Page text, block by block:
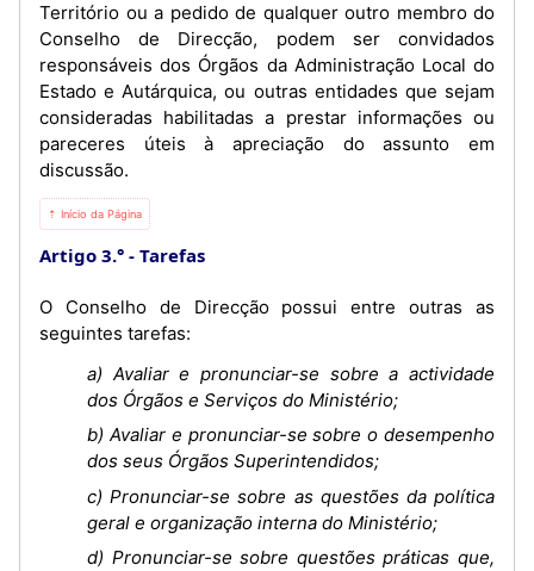
Território ou a pedido de qualquer outro membro do
Conselho de Direcção, podem ser convidados
responsáveis dos Órgãos da Administração Local do
Estado e Autárquica, ou outras entidades que sejam
consideradas habilitadas a prestar informações ou
pareceres úteis à apreciação do assunto em
discussão.
⇡ Início da Página
Artigo 3.° Tarefas
O Conselho de Direcção possui entre outras as
seguintes tarefas:
a) Avaliar e pronunciar-se sobre a actividade
dos Órgãos e Serviços do Ministério;
b) Avaliar e pronunciar-se sobre o desempenho
dos seus Órgãos Superintendidos;
c) Pronunciar-se sobre as questões da política
geral e organização interna do Ministério;
d) Pronunciar-se sobre questões práticas que,